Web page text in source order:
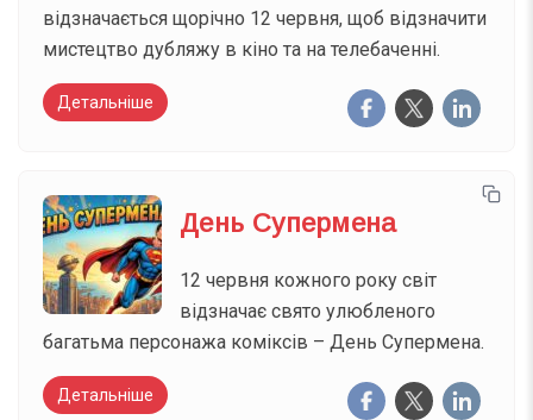
відзначається щорічно 12 червня, щоб відзначити
мистецтво дубляжу в кіно та на телебаченні.
Детальніше
День Супермена
12 червня кожного року світ
відзначає свято улюбленого
багатьма персонажа коміксів – День Супермена.
Детальніше